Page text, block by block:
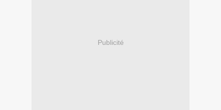
Publicité